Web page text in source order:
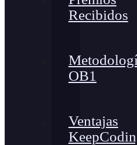
Recibidos
OB1
Ventajas